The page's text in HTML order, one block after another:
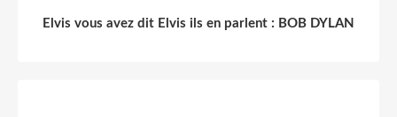
Elvis vous avez dit Elvis ils en parlent : BOB DYLAN